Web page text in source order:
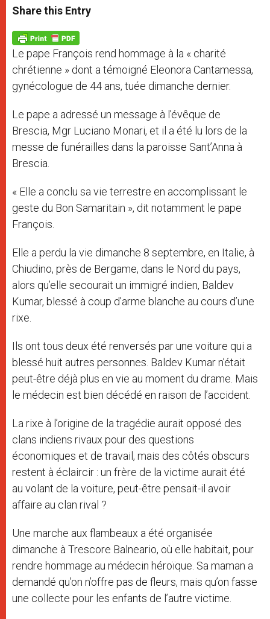
t
s
p
p
s
e
g
e
r
e
b
o
k
Share this Entry
Le pape François rend hommage à la « charité
chrétienne » dont a témoigné Eleonora Cantamessa,
gynécologue de 44 ans, tuée dimanche dernier.
Le pape a adressé un message à l’évêque de
Brescia, Mgr Luciano Monari, et il a été lu lors de la
messe de funérailles dans la paroisse Sant’Anna à
Brescia.
« Elle a conclu sa vie terrestre en accomplissant le
geste du Bon Samaritain », dit notamment le pape
François.
Elle a perdu la vie dimanche 8 septembre, en Italie, à
Chiudino, près de Bergame, dans le Nord du pays,
alors qu’elle secourait un immigré indien, Baldev
Kumar, blessé à coup d’arme blanche au cours d’une
rixe.
Ils ont tous deux été renversés par une voiture qui a
blessé huit autres personnes. Baldev Kumar n’était
peut-être déjà plus en vie au moment du drame. Mais
le médecin est bien décédé en raison de l’accident.
La rixe à l’origine de la tragédie aurait opposé des
clans indiens rivaux pour des questions
économiques et de travail, mais des côtés obscurs
restent à éclaircir : un frère de la victime aurait été
au volant de la voiture, peut-être pensait-il avoir
affaire au clan rival ?
Une marche aux flambeaux a été organisée
dimanche à Trescore Balneario, où elle habitait, pour
rendre hommage au médecin héroïque. Sa maman a
demandé qu’on n’offre pas de fleurs, mais qu’on fasse
une collecte pour les enfants de l’autre victime.